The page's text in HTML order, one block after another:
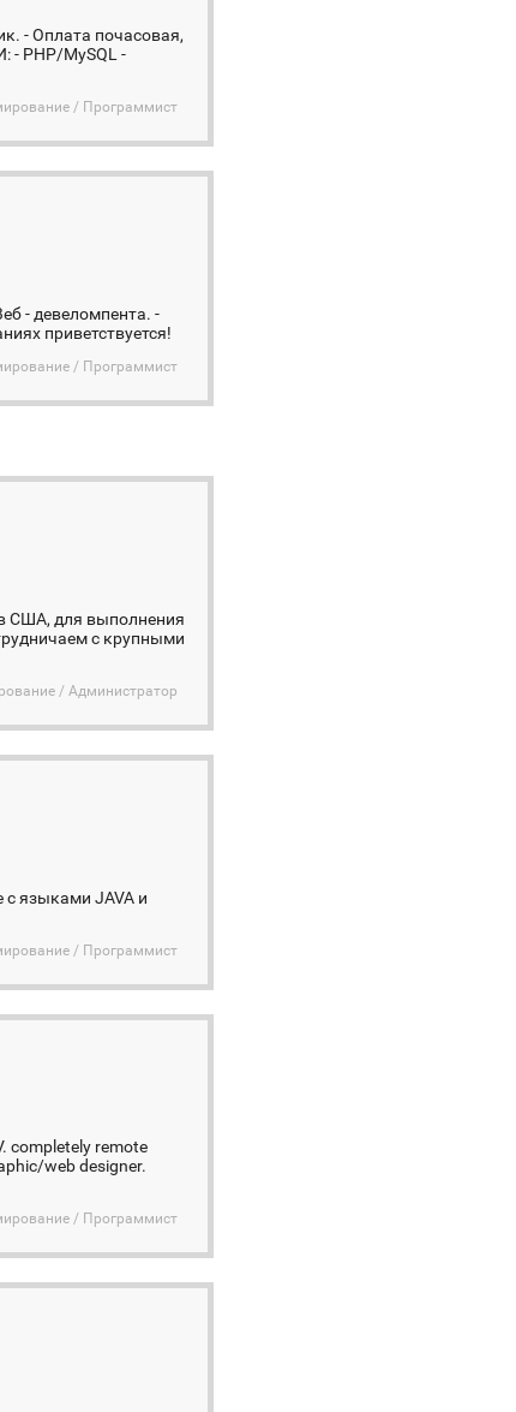
- Оплата почасовая,
- PHP/MySQL -
/ Программист
- девеломпента. -
приветствуется!
/ Программист
США, для выполнения
с крупными
/ Администратор
языками JAVA и
/ Программист
completely remote
web designer.
/ Программист